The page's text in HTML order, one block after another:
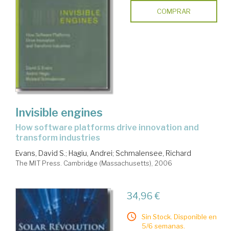
COMPRAR
Invisible engines
how software platforms drive innovation and
transform industries
Evans, David S.; Hagiu, Andrei; Schmalensee, Richard
The MIT Press. Cambridge (Massachusetts), 2006
34,96 €
Sin Stock. Disponible en
5/6 semanas.